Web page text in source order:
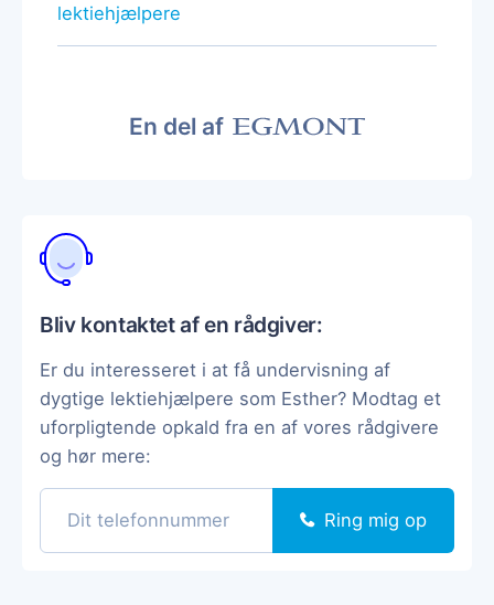
lektiehjælpere
En del af
Bliv kontaktet af en rådgiver:
Er du interesseret i at få undervisning af
dygtige lektiehjælpere som Esther? Modtag et
uforpligtende opkald fra en af vores rådgivere
og hør mere:
Ring mig op